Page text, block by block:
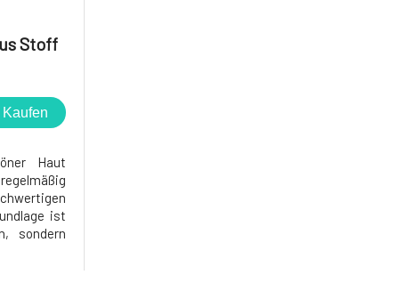
Stoff
Kaufen
Haut
ist
sondern